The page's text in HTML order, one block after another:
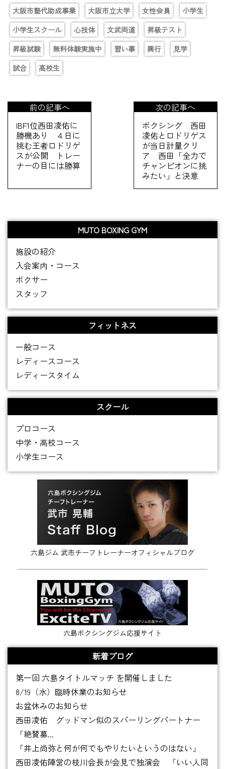
大阪市塾代助成事業 大阪市立大学 女性会員
小学生
小学生スクール
心技体 文武両道
昇級テスト
昇級試験
無料体験実施中 習い事 興行
見学
試合
高校生
前の記事へ
IBF1位西田凌佑に
勝機あり ４日に
挑む王者ロドリゲ
スが公開 トレー
ナーの目には勝算
次の記事へ
ボクシング 西田
凌佑とロドリゲス
が当日計量クリ
ア 西田「全力で
チャンピオンに挑
みたい」と決意
MUTO BOXING GYM
施設の紹介
入会案内・コース
ボクサー
スタッフ
フィットネス
一般コース
レディースコース
レディースタイム
スクール
プロコース
中学・高校コース
小学生コース
六島ジム 武市チーフトレーナーオフィシャルブログ
六島ボクシングジム応援サイト
新着ブログ
第一回 六島タイトルマッチ を開催しました
8/19（水）臨時休業のお知らせ
お盆休みのお知らせ
西田凌佑 グッドマン似のスパーリングパートナー
「絶賛募...
「井上尚弥と何が何でもやりたいというのはない」
西田凌佑陣営の枝川会長が会見で独演会 「いい人同